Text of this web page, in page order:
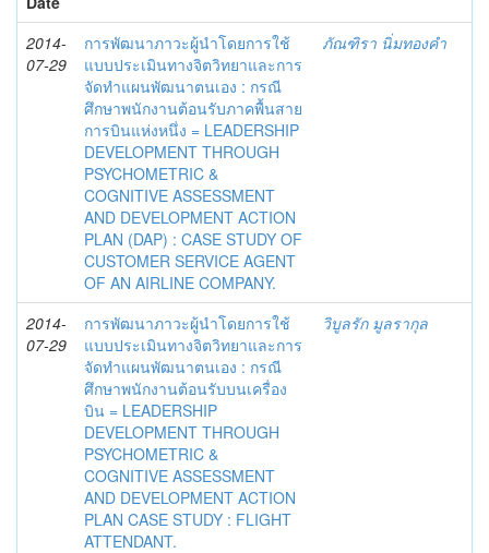
2014-
07-29
การพัฒนาภาวะผู้นำโดยการใช้
แบบประเมินทางจิตวิทยาและการ
จัดทำแผนพัฒนาตนเอง : กรณี
ศึกษาพนักงานต้อนรับภาคพื้นสาย
การบินแห่งหนึ่ง = LEADERSHIP
DEVELOPMENT THROUGH
PSYCHOMETRIC &
COGNITIVE ASSESSMENT
AND DEVELOPMENT ACTION
PLAN (DAP) : CASE STUDY OF
CUSTOMER SERVICE AGENT
OF AN AIRLINE COMPANY.
ภัณฑิรา นิ่มทองคำ
2014-
07-29
การพัฒนาภาวะผู้นำโดยการใช้
แบบประเมินทางจิตวิทยาและการ
จัดทำแผนพัฒนาตนเอง : กรณี
ศึกษาพนักงานต้อนรับบนเครื่อง
บิน = LEADERSHIP
DEVELOPMENT THROUGH
PSYCHOMETRIC &
COGNITIVE ASSESSMENT
AND DEVELOPMENT ACTION
PLAN CASE STUDY : FLIGHT
ATTENDANT.
วิบูลรัก มูลรากุล